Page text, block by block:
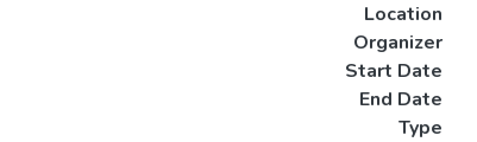
Location
Organizer
Start Date
End Date
Type